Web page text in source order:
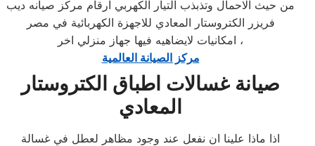
من حيث الاحمال وتذبذب التيار الكهربي ارقام مركز صيانه ديب
فريزر الكتروستار المعادي للاجهزة الكهربائية في مصر
امكانيات لايضاهيه فيها جهاز منزلي اخر ،
مركز الصيانة العالمية
صيانة غسالات اطباق الكتروستار
المعادي
اذا ماذا علينا ان نفعل عند وجود مظاهر لعطل في غسالة